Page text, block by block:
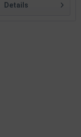
Details